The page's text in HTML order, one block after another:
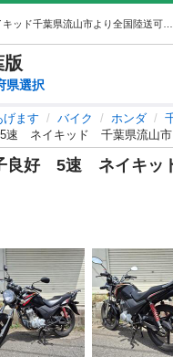
版
県選択
げます バイク ホンダ
速 ネイキッド 千葉県流山
良好 5速 ネイキ